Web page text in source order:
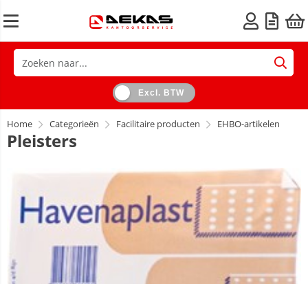
Excl. BTW
Home Categorieën Facilitaire producten EHBO-artikelen
Pleisters